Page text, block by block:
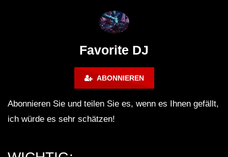
Favorite DJ
ABONNIEREN
Abonnieren Sie und teilen Sie es, wenn es Ihnen gefällt,
ich würde es sehr schätzen!